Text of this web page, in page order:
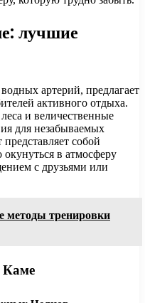
лучшие
артерий, предлагает
активного отдыха.
и величественные
для незабываемых
собой
в атмосферу
с друзьями или
методы тренировки